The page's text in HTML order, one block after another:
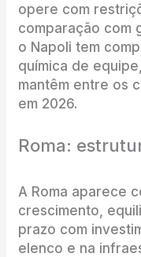
opere com
comparação com
o Napoli tem
química de
mantêm entre os
em 2026.
Roma:
A Roma aparece
crescimento,
prazo com
elenco e na